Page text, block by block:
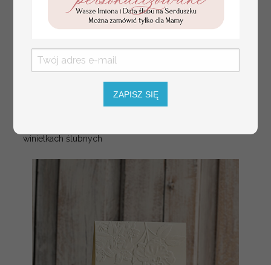
tłoczone winietki ślubne,
ślubne wizytówki winietki
na stół weselny, złote
winietkach ślubnych
2.4 PLN
ZAPISZ SIĘ